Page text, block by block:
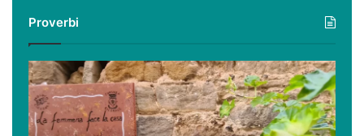
nostri
video
Proverbi
Podcast
–
I
proverbi